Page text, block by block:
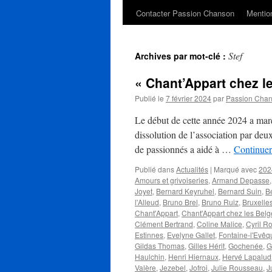
Contacter Passion Chanson
Archives par mot-clé : Stef
« Chant’Appart chez
Publié le 7 février 2024par Passion
Le début de cette année 2024 a
dissolution de l’association par
de passionnés a aidé à …
Publié dansActualités | Marqué avec
Amours et grivoiseries, Armand Depasse,
Joyet, Bernard Keyruhel, Bernard Suin,
l'Alleud, Bruno Brel, Bruno Ruiz,
Chant'Appart, Chant'Appart chez les
Clément Bertrand, Coline Malice, Cyril
Estinnes, Evelyne Gallet, Fontaine-
Gildas Thomas, Gilles Hérit, Gochenée,
Haulchin, Henri Hiernaux, Hervé Lapalud
Valère, Jezebel, Jofroi, Julie Rousseau,